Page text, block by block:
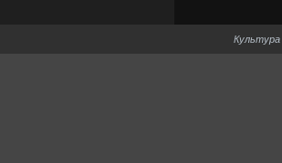
Культура